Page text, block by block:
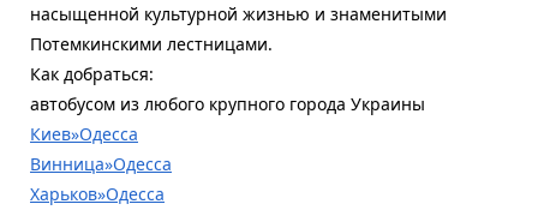
насыщенной культурной жизнью и знаменитыми
Потемкинскими лестницами.
Как добраться:
автобусом из любого крупного города Украины
Киев»Одесса
Винница»Одесса
Харьков»Одесса